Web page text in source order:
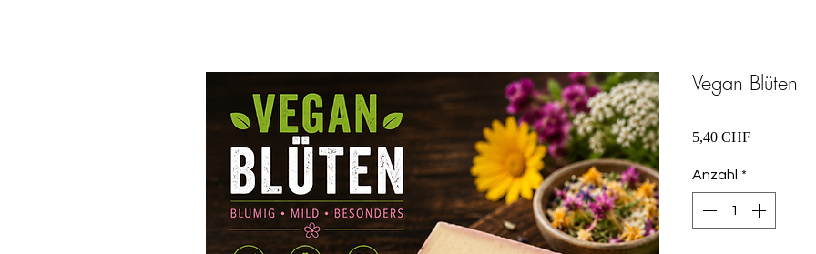
Vegan Blüten
5,40 CHFPreis
Anzahl *